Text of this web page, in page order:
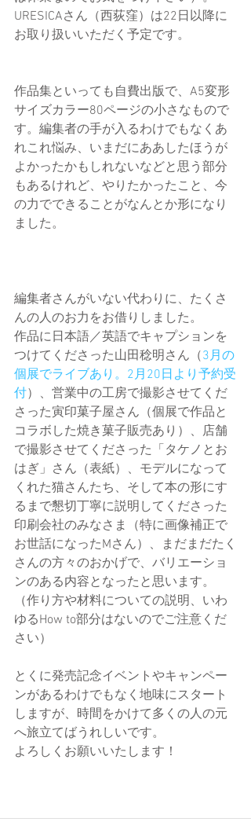
URESICAさん（西荻窪）は22日以降に
お取り扱いいただく予定です。
作品集といっても自費出版で、A5変形
サイズカラー80ページの小さなもので
す。編集者の手が入るわけでもなくあ
れこれ悩み、いまだにああしたほうが
よかったかもしれないなどと思う部分
もあるけれど、やりたかったこと、今
の力でできることがなんとか形になり
ました。
編集者さんがいない代わりに、たくさ
んの人のお力をお借りしました。
作品に日本語／英語でキャプションを
つけてくださった山田稔明さん（3月の
個展でライブあり。2月20日より予約受
付）、営業中の工房で撮影させてくだ
さった寅印菓子屋さん（個展で作品と
コラボした焼き菓子販売あり）、店舗
で撮影させてくださった「タケノとお
はぎ」さん（表紙）、モデルになって
くれた猫さんたち、そして本の形にす
るまで懇切丁寧に説明してくださった
印刷会社のみなさま（特に画像補正で
お世話になったMさん）、まだまだたく
さんの方々のおかげで、バリエーショ
ンのある内容となったと思います。
（作り方や材料についての説明、いわ
ゆるHow to部分はないのでご注意くだ
さい）
とくに発売記念イベントやキャンペー
ンがあるわけでもなく地味にスタート
しますが、時間をかけて多くの人の元
へ旅立てばうれしいです。
よろしくお願いいたします！